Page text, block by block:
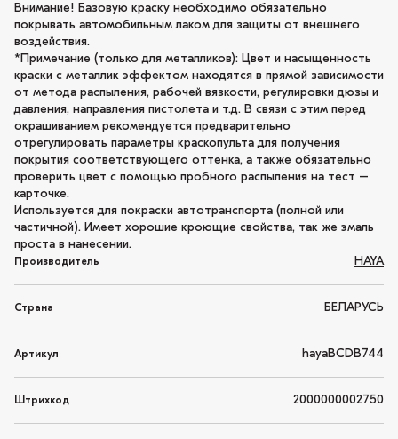
Внимание! Базовую краску необходимо обязательно
покрывать автомобильным лаком для защиты от внешнего
воздействия.
*Примечание (только для металликов): Цвет и насыщенность
краски с металлик эффектом находятся в прямой зависимости
от метода распыления, рабочей вязкости, регулировки дюзы и
давления, направления пистолета и т.д. В связи с этим перед
окрашиванием рекомендуется предварительно
отрегулировать параметры краскопульта для получения
покрытия соответствующего оттенка, а также обязательно
проверить цвет с помощью пробного распыления на тест –
карточке.
Используется для покраски автотранспорта (полной или
частичной). Имеет хорошие кроющие свойства, так же эмаль
проста в нанесении.
Производитель HAYA
Страна БЕЛАРУСЬ
Артикул hayaBCDB744
Штрихкод 2000000002750